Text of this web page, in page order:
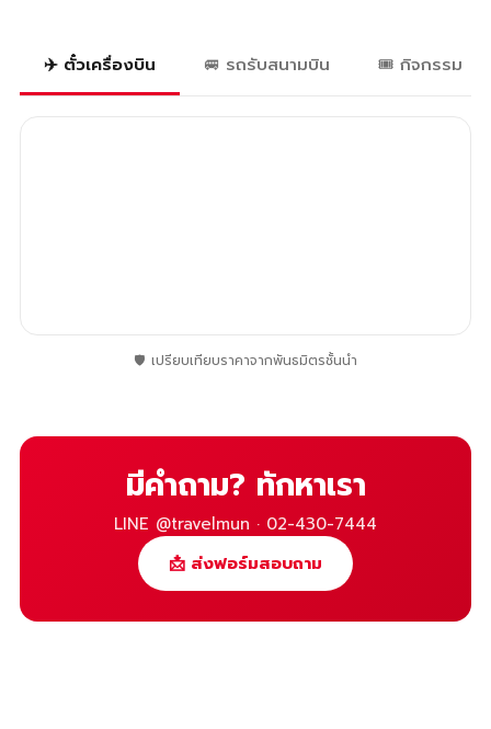
✈️ ตั๋วเครื่องบิน 🚐 รถรับสนามบิน 🎟️ กิจกรรม
🛡️ เปรียบเทียบราคาจากพันธมิตรชั้นนำ
มีคำถาม? ทักหาเรา
LINE @travelmun · 02-430-7444
📩 ส่งฟอร์มสอบถาม